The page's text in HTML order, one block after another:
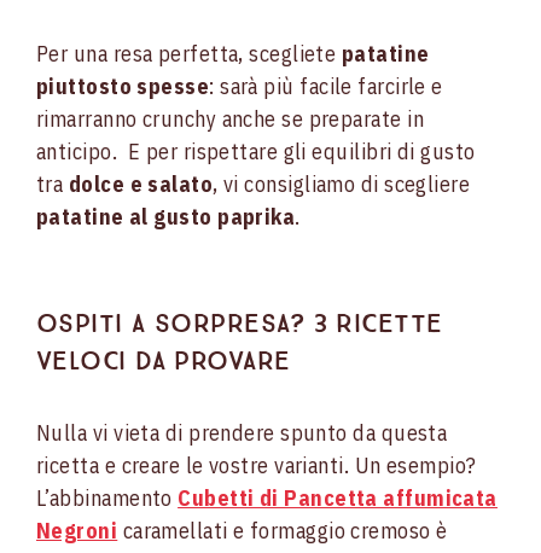
Per una resa perfetta, scegliete patatine
piuttosto spesse: sarà più facile farcirle e
rimarranno crunchy anche se preparate in
anticipo. E per rispettare gli equilibri di gusto
tra dolce e salato, vi consigliamo di scegliere
patatine al gusto paprika.
OSPITI A SORPRESA? 3 RICETTE
VELOCI DA PROVARE
Nulla vi vieta di prendere spunto da questa
ricetta e creare le vostre varianti. Un esempio?
L’abbinamento Cubetti di Pancetta affumicata
Negroni caramellati e formaggio cremoso è